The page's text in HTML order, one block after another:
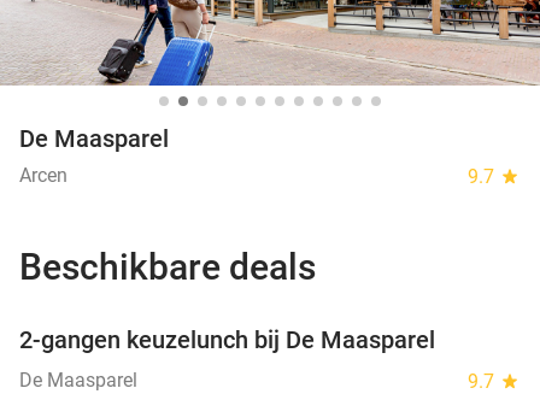
De Maasparel
Arcen 9.7 star
Beschikbare deals
2-gangen keuzelunch bij De Maasparel
De Maasparel 9.7 star